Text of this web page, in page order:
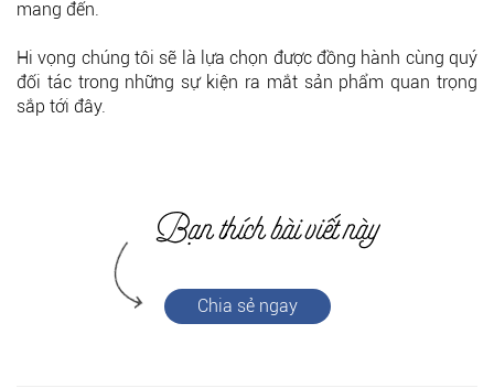
mang đến.
Hi vọng chúng tôi sẽ là lựa chọn được đồng hành cùng quý
đối tác trong những sự kiện ra mắt sản phẩm quan trọng
sắp tới đây.
Chia sẻ ngay